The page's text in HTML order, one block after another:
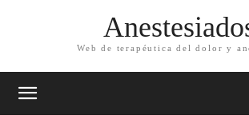
Web de terapéutica del dolor y